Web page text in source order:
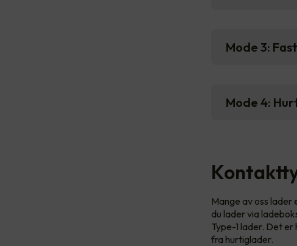
Mode 3:
Mode 4:
Mange av oss lader
du lader via
Type-1 lader. Det
fra hurtiglader.